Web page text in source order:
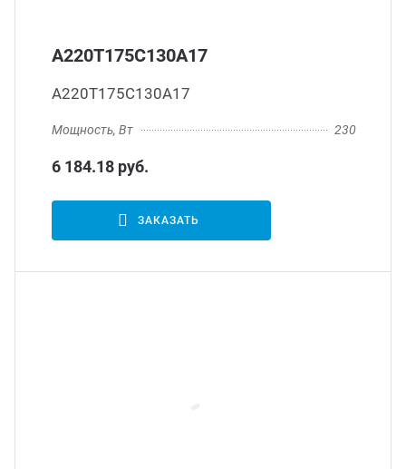
А220Т175С130А17
А220Т175С130А17
Мощность, Вт 230
6 184.18 руб.
ЗАКАЗАТЬ